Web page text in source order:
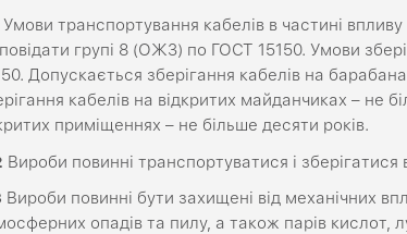
Умови транспортування кабелів в частині
групі 8 (ОЖ3) по ГОСТ 15150. Умови
Допускається зберігання кабелів на
кабелів на відкритих майданчиках – не
приміщеннях – не більше десяти років.
Вироби повинні транспортуватися і
Вироби повинні бути захищені від механічних
опадів та пилу, а також парів кислот,